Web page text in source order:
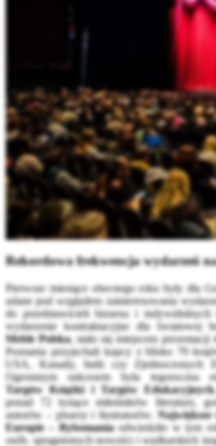
Rekordowa frekwencja wydarzeń
Pierwsze miesiące obecnego roku były dla
udane pod względem zainteresowania
do przedstawicieli biznesu i
wydarzenie kontraktacyjne dla światowej
Meble Polska, stało się miejscem
Poznania przyjechali kupcy z blisko 70
USA, Kanady, Indii czy Zjednoczonych
Ogromnym sukcesem była tegoroczna
Targów Książki i Targów Edukacyjnych
ponad 72 tysiące miłośników literatury,
autorów – pisarzy i ilustratorów.
Europie – Rybomaniaodwiedziło w tym
osób, spragnionych nowości i wędkarskich